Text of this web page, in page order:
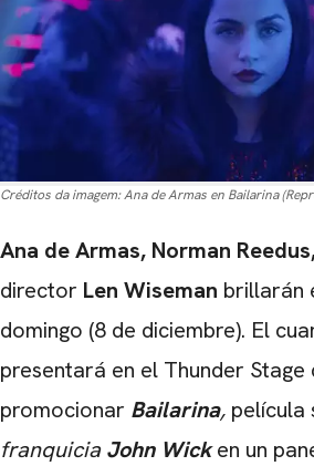
Créditos da imagem:Ana de Armas en Bailarina
Ana de Armas, Norman
director Len Wiseman brillarán
domingo (8 de diciembre). El
presentará en el Thunder
promocionar Bailarina, película
franquiciaJohn Wicken un